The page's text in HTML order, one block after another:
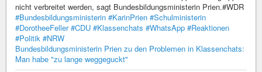
nicht verbreitet werden, sagt Bundesbildungsministerin Prien.#WDR
#Bundesbildungsministerin #KarinPrien #Schulministerin
#DorotheeFeller #CDU #Klassenchats #WhatsApp #Reaktionen
#Politik #NRW
Bundesbildungsministerin Prien zu den Problemen in Klassenchats:
Man habe "zu lange weggeguckt"